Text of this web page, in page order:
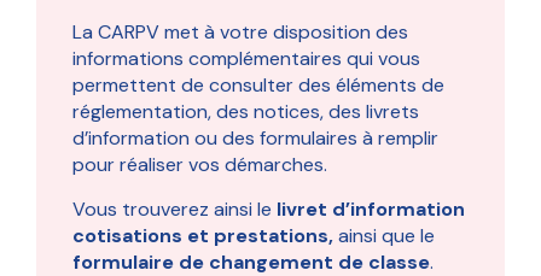
La CARPV met à votre disposition des
informations complémentaires qui vous
permettent de consulter des éléments de
réglementation, des notices, des livrets
d’information ou des formulaires à remplir
pour réaliser vos démarches.
Vous trouverez ainsi le livret d’information
cotisations et prestations,ainsi que le
formulaire de changement de classe.